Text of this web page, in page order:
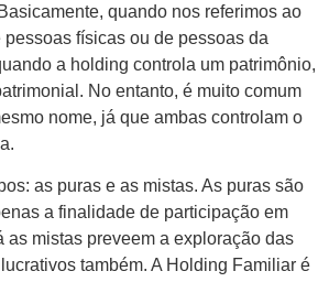
quando nos referimos ao
físicas ou de pessoas da
a holding controla um patrimônio,
No entanto, é muito comum
nome, já que ambas controlam o
as puras e as mistas. As puras são
a finalidade de participação em
as mistas preveem a exploração das
também. A Holding Familiar é